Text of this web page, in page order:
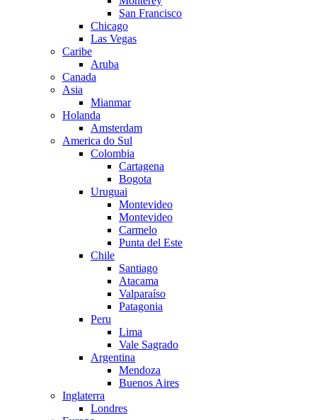
San Francisco
Chicago
Las Vegas
Caribe
Aruba
Canada
Asia
Mianmar
Holanda
Amsterdam
America do Sul
Colombia
Cartagena
Bogota
Uruguai
Montevideo
Montevideo
Carmelo
Punta del Este
Chile
Santiago
Atacama
Valparaíso
Patagonia
Peru
Lima
Vale Sagrado
Argentina
Mendoza
Buenos Aires
Inglaterra
Londres